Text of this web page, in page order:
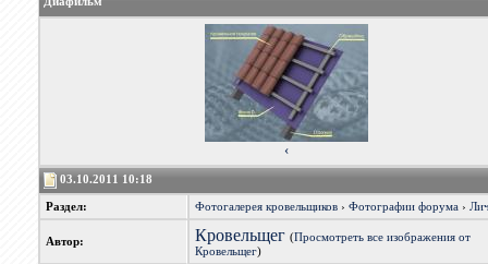
‹
03.10.2011 10:18
Раздел: Фотогалерея кровельщиков› Фотографии форума›
Автор: Кровельщег (Просмотреть все изображения от
Кровельщег)